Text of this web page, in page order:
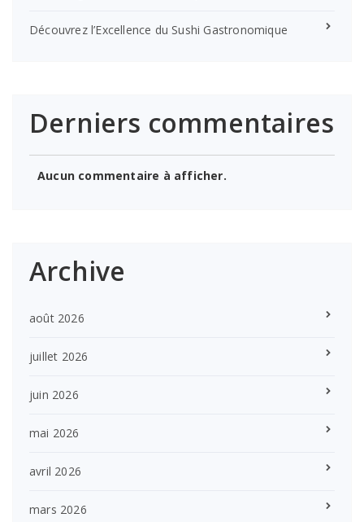
Découvrez l’Excellence du Sushi Gastronomique
Derniers commentaires
Aucun commentaire à afficher.
Archive
août 2026
juillet 2026
juin 2026
mai 2026
avril 2026
mars 2026